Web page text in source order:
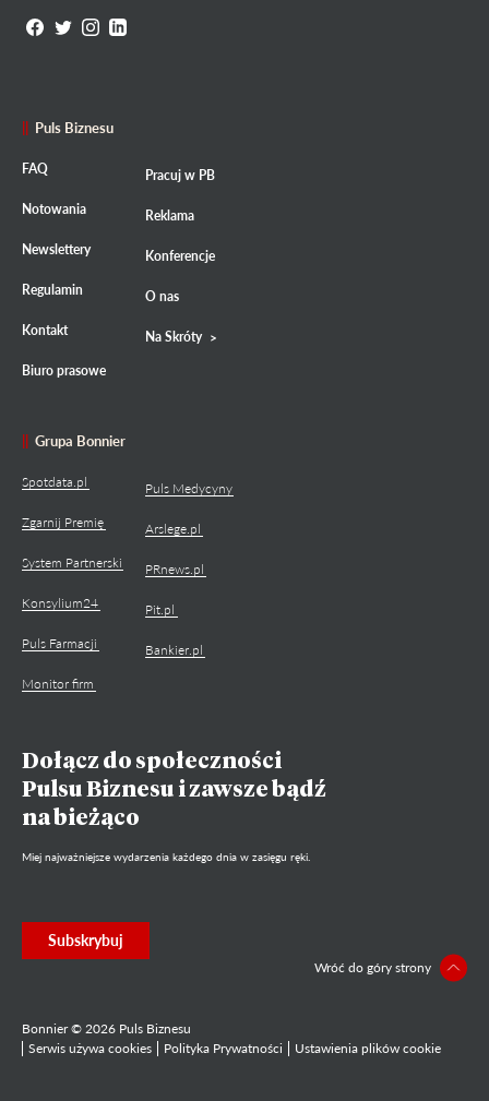
Puls Biznesu
FAQ
Notowania
Newslettery
Regulamin
Kontakt
Biuro prasowe
Pracuj w PB
Reklama
Konferencje
O nas
Na Skróty
Grupa Bonnier
Spotdata.pl
Zgarnij Premię
System Partnerski
Konsylium24
Puls Farmacji
Monitor firm
Puls Medycyny
Arslege.pl
PRnews.pl
Pit.pl
Bankier.pl
Dołącz do społeczności
Pulsu Biznesu i zawsze bądź
na bieżąco
Miej najważniejsze wydarzenia każdego dnia w zasięgu ręki.
Subskrybuj
Bonnier © 2026 Puls Biznesu
Serwis używa cookies
Polityka Prywatności Ustawienia plików cookie
Wróć do góry strony